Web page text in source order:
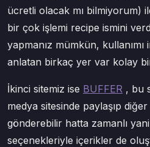
ücretli olacak mı bilmiyorum)
bir çok işlemi recipe ismini
yapmanız mümkün,
anlatan birkaç yer var kolay
İkinci sitemiz ise BUFFER , bu
medya sitesinde paylaşıp
gönderebilir hatta zamanlı
seçenekleriyle içerikler de